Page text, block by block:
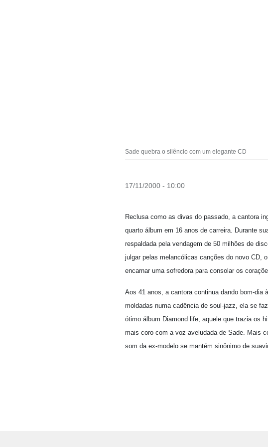
Sade quebra o silêncio com um elegante CD
17/11/2000 - 10:00
Reclusa como as divas do passado, a cantora
quarto álbum em 16 anos de carreira. Durante
respaldada pela vendagem de 50 milhões de
julgar pelas melancólicas canções do novo CD,
encarnar uma sofredora para consolar os
Aos 41 anos, a cantora continua dando bom-
moldadas numa cadência de soul-jazz, ela se
ótimo álbum Diamond life, aquele que trazia os
mais coro com a voz aveludada de Sade. Mais
som da ex-modelo se mantém sinônimo de